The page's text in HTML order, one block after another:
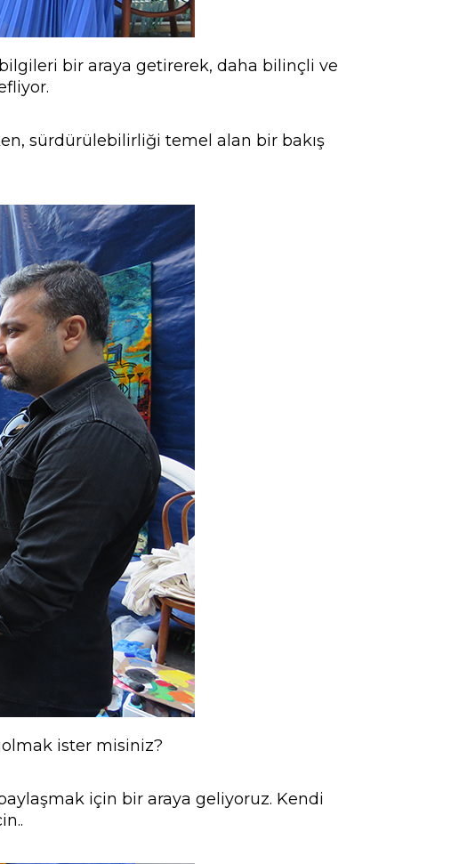
bilgileri bir araya getirerek, daha bilinçli ve
sürdürülebilirliği temel alan bir bakış
ister misiniz?
için bir araya geliyoruz. Kendi